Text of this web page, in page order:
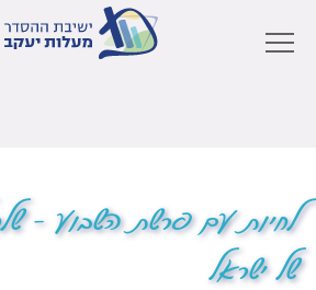
לחיות עם פרשת השבוע –
של ישראל